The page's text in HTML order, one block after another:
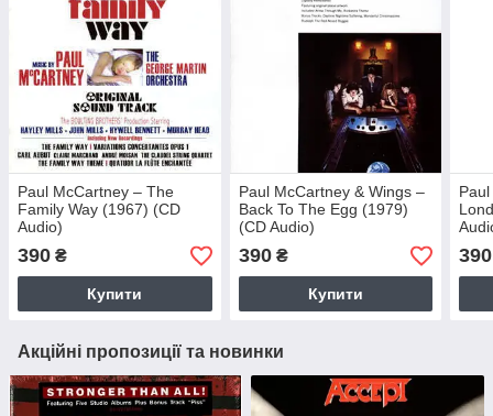
Paul McCartney – The
Family Way (1967) (CD
Audio)
390 ₴
Купити
Paul McCartney & Wings –
Back To The Egg (1979)
(CD Audio)
390₴
Купити
390
Акційні пропозиції та новинки